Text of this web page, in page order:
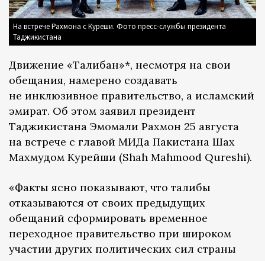
На встрече Рахмона с Куреши. Фото пресс-службы президента
Таджикистана
Движение «Талибан»*, несмотря на свои
обещания, намерено создавать
не инклюзивное правительство, а исламский
эмират. Об этом заявил президент
Таджикистана Эмомали Рахмон 25 августа
на встрече с главой МИДа Пакистана Шах
Махмудом Курейши (Shah Mahmood Qureshi).
«Факты ясно показывают, что талибы
отказываются от своих предыдущих
обещаний сформировать временное
переходное правительство при широком
участии других политических сил страны